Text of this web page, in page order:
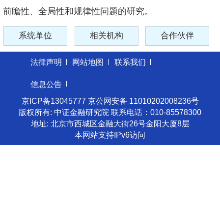
前瞻性、全局性和规律性问题的研究。
系统单位 相关机构 合作伙伴
法律声明 网站地图 联系我们
信息公告
京ICP备13045777 京公网安备 11010202008236号
版权所有: 中证金融研究院 联系电话：010-85578300
地址: 北京市西城区金融大街26号金阳大厦8层
本网站支持IPv6访问